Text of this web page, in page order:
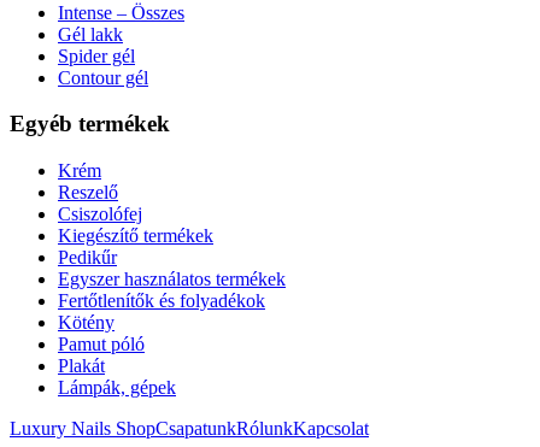
Intense – Összes
Gél lakk
Spider gél
Contour gél
Egyéb termékek
Krém
Reszelő
Csiszolófej
Kiegészítő termékek
Pedikűr
Egyszer használatos termékek
Fertőtlenítők és folyadékok
Kötény
Pamut póló
Plakát
Lámpák, gépek
Luxury Nails ShopCsapatunkRólunkKapcsolat